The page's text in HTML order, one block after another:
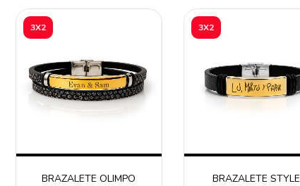
3X2
BRAZALETE OLIMPO
3X2
BRAZALETE STYLE